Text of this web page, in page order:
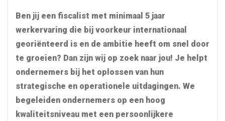
Ben jij een fiscalist met minimaal 5 jaar
werkervaring die bij voorkeur internationaal
georiënteerd is en de ambitie heeft om snel door
te groeien? Dan zijn wij op zoek naar jou! Je helpt
ondernemers bij het oplossen van hun
strategische en operationele uitdagingen. We
begeleiden ondernemers op een hoog
kwaliteitsniveau met een persoonlijkere